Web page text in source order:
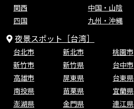
関西
中国・山陰
四国
九州・沖縄
夜景スポット［台湾］
台北市 新北市 桃園市
新竹市
新竹県 台中市
高雄市
屏東県 台東県
南投県
苗栗県 宜蘭県
澎湖県
金門県 連江県